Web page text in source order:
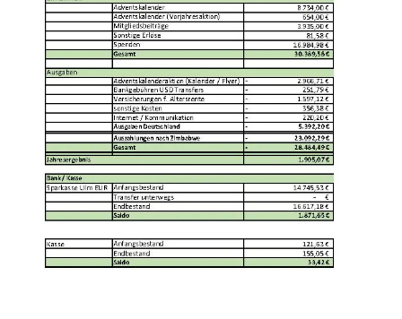
Mitgliedschaft
Spenden
Rechenschaftsberichte
Kontakt I Infos zum Download
EKUTHULENI ZIMBABWE
Ausbildung in Ekuthuleni
Berichte aus Gumtree
INFORMATIONEN